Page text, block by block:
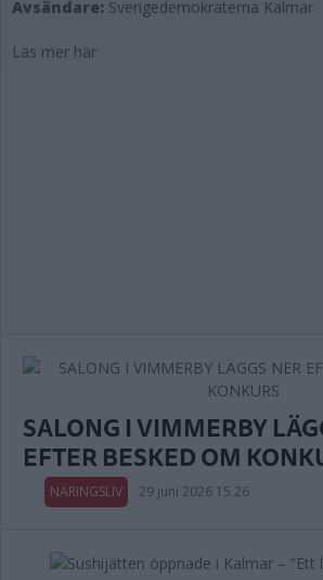
Avsändare: Sverigedemokraterna Kalmar
Läs mer här
SALONG I VIMMERBY
EFTER BESKED OM
NÄRINGSLIV 29 juni 2026 15.26